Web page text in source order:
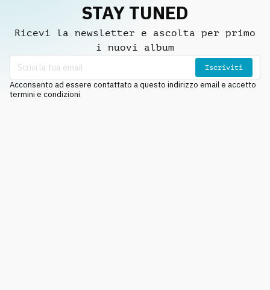
STAY TUNED
Ricevi la newsletter e ascolta per primo
i nuovi album
Iscriviti
Acconsento ad essere contattato a questo indirizzo email e accetto
termini e condizioni